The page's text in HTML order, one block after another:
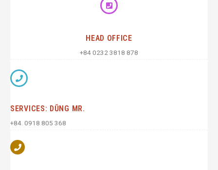
HEAD OFFICE
+84 0232 3818 878
SERVICES: DŨNG MR.
+84. 0918 805 368